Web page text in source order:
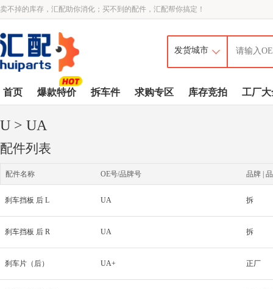
卖不掉的库存，汇配助你消化；买不到的配件，汇配帮你搞定！
首页 爆款特价 拆车件 求购专区 库存竞拍 工厂大
U > UA
配件列表
配件名称 OE号/品牌号 品牌 |
刹车挡板 后 L UA 拆
刹车挡板 后 R UA 拆
刹车片（后） UA+ 正厂